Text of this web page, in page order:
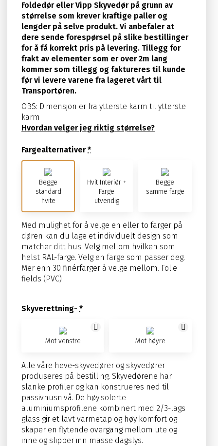
Foldedør eller Vipp Skyvedør på grunn av
størrelse som krever kraftige paller og
lengder på selve produkt. Vi anbefaler at
dere sende forespørsel på slike bestillinger
for å få korrekt pris på levering. Tillegg for
frakt av elementer som er over 2m lang
kommer som tillegg og faktureres til kunde
før vi levere varene fra lageret vårt til
Transportøren.
OBS: Dimensjon er fra ytterste karm til ytterste
karm
Hvordan velger jeg riktig størrelse?
Fargealternativer *
Begge
standard
hvite
Hvit Interiør +
Farge
utvendig
Begge
samme farge
Med mulighet for å velge en eller to farger på
døren kan du lage et individuelt design som
matcher ditt hus. Velg mellom hvilken som
helst RAL-farge. Velg en farge som passer deg.
Mer enn 30 finérfarger å velge mellom. Folie
fields (PVC)
Skyverettning- *
Mot venstre Mot høyre
Alle våre heve-skyvedører og skyvedører
produseres på bestilling. Skyvedørene har
slanke profiler og kan konstrueres ned til
passivhusnivå. De høyisolerte
aluminiumsprofilene kombinert med 2/3-lags
glass gir et lavt varmetap og høy komfort og
skaper en flytende overgang mellom ute og
inne og slipper inn masse dagslys.